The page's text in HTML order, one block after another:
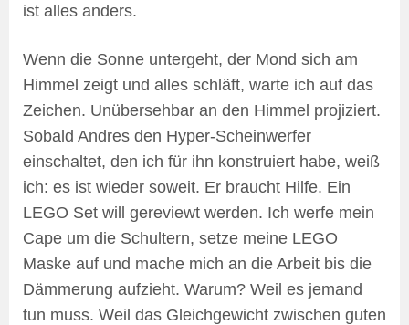
ist alles anders.
Wenn die Sonne untergeht, der Mond sich am
Himmel zeigt und alles schläft, warte ich auf das
Zeichen. Unübersehbar an den Himmel projiziert.
Sobald Andres den Hyper-Scheinwerfer
einschaltet, den ich für ihn konstruiert habe, weiß
ich: es ist wieder soweit. Er braucht Hilfe. Ein
LEGO Set will gereviewt werden. Ich werfe mein
Cape um die Schultern, setze meine LEGO
Maske auf und mache mich an die Arbeit bis die
Dämmerung aufzieht. Warum? Weil es jemand
tun muss. Weil das Gleichgewicht zwischen guten